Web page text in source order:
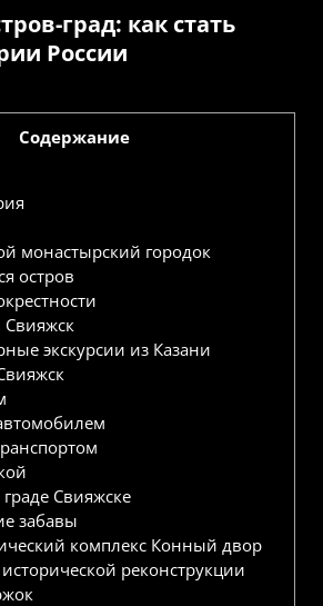
град: как стать
России
Содержание
монастырский городок
остров
Свияжск
экскурсии из Казани
Свияжске
забавы
комплекс Конный двор
реконструкции